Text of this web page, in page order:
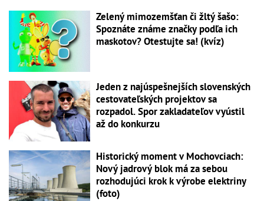
Zelený mimozemšťan či žltý šašo:
Spoznáte známe značky podľa ich
maskotov? Otestujte sa! (kvíz)
Jeden z najúspešnejších slovenských
cestovateľských projektov sa
rozpadol. Spor zakladateľov vyústil
až do konkurzu
Historický moment v Mochovciach:
Nový jadrový blok má za sebou
rozhodujúci krok k výrobe elektriny
(foto)